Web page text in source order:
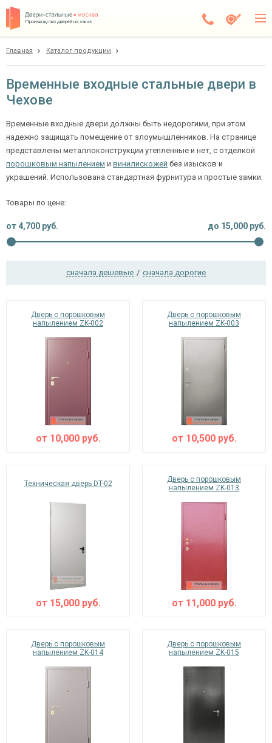
Производство дверей на заказ
Доставка
Установка
Галерея
Акции
Покупателям
О компании
Ежедневно с 08:00 до 24:00
+7 (495) 409-24-70
Главная Каталог продукции
Временные входные стальные двери в
Чехове
Временные входные двери должны быть недорогими, при этом
надежно защищать помещение от злоумышленников. На странице
представлены металлоконструкции утепленные и нет, с отделкой
порошковым напылением и винилискожей без изысков и
украшений. Использована стандартная фурнитура и простые замки.
Товары по цене:
от 4,700 руб. до 15,000 руб.
сначала дешевые / сначала дорогие
Дверь с порошковым
напылением ZK-002
от 10,000руб.
Дверь с порошковым
напылением ZK-003
от 10,500руб.
Техническая дверь DT-02
от 15,000руб.
Дверь с порошковым
напылением ZK-013
от 11,000руб.
Дверь с порошковым
напылением ZK-014
Дверь с порошковым
напылением ZK-015